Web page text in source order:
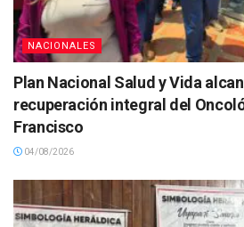
NACIONALES
Plan Nacional Salud y Vida
recuperación integral del
Francisco
04/08/2026